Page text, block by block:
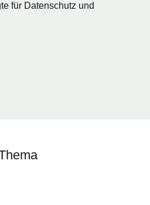
für Datenschutz und